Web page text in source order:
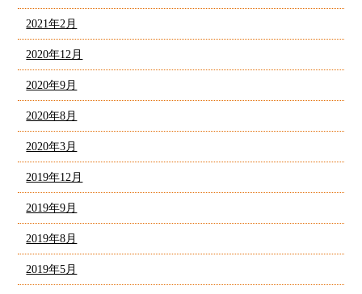
2021年2月
2020年12月
2020年9月
2020年8月
2020年3月
2019年12月
2019年9月
2019年8月
2019年5月